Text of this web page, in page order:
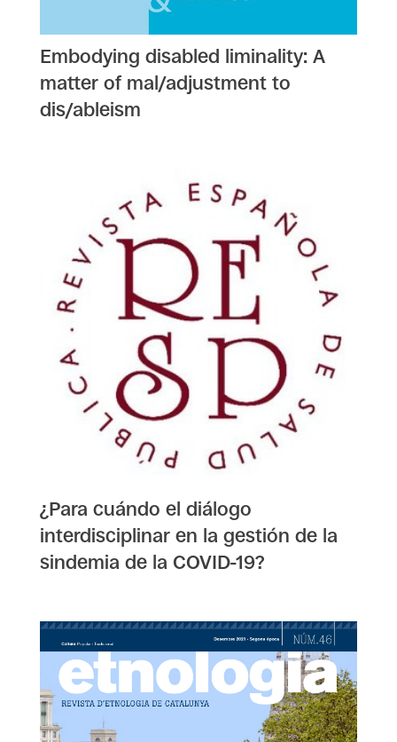
Embodying disabled liminality: A
matter of mal/adjustment to
dis/ableism
¿Para cuándo el diálogo
interdisciplinar en la gestión de la
sindemia de la COVID-19?